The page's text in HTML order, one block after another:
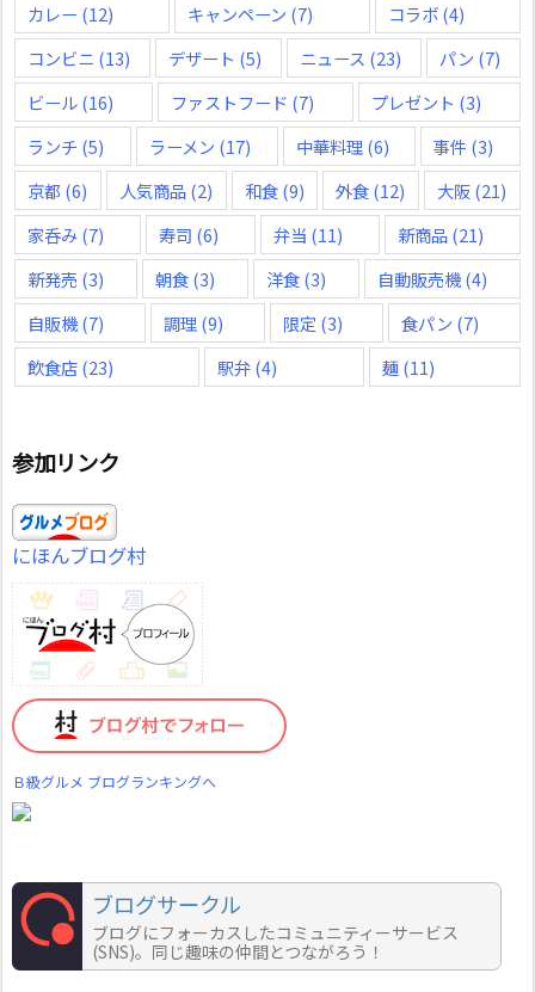
カレー (12) キャンペーン (7) コラボ(4)
コンビニ (13) デザート (5) ニュース (23) パン (7)
ビール(16) ファストフード (7) プレゼント (3)
ランチ (5) ラーメン (17) 中華料理(6) 事件 (3)
京都 (6) 人気商品(2) 和食(9) 外食(12) 大阪(21)
家呑み(7) 寿司 (6) 弁当 (11) 新商品(21)
新発売 (3) 朝食(3) 洋食(3) 自動販売機(4)
自販機(7) 調理(9) 限定 (3) 食パン (7)
飲食店(23) 駅弁(4) 麺(11)
参加リンク
にほんブログ村
Ｂ級グルメ ブログランキングへ
ブログサークル
ブログにフォーカスしたコミュニティーサービス
(SNS)。同じ趣味の仲間とつながろう！